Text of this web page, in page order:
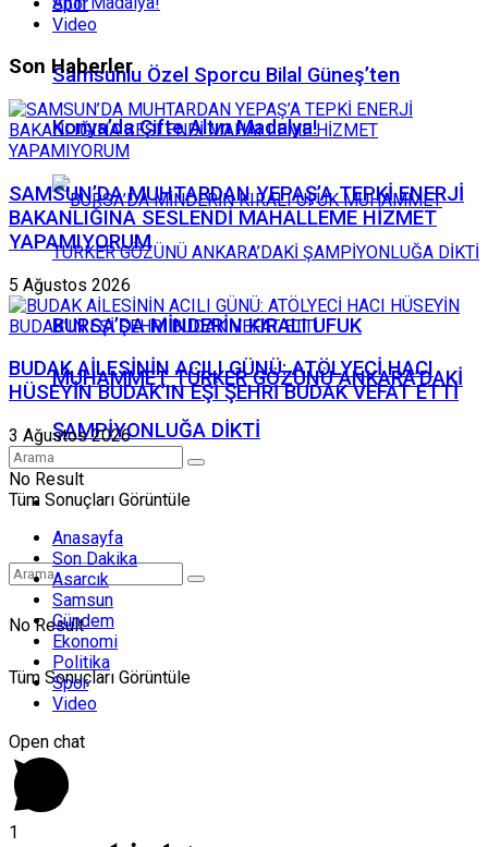
Samsunlu Özel Sporcu Bilal Güneş’ten
Konya’da Çifte Altın Madalya!
BURSA’DA MİNDERİN KIRALI UFUK
MUHAMMET TÜRKER GÖZÜNÜ ANKARA’DAKİ
ŞAMPİYONLUĞA DİKTİ
Video
No Result
Tüm Sonuçları Görüntüle
Video
Son Haberler
SAMSUN’DA MUHTARDAN YEPAŞ’A TEPKİ ENERJİ
BAKANLIĞINA SESLENDİ MAHALLEME HİZMET
YAPAMIYORUM
5 Ağustos 2026
BUDAK AİLESİNİN ACILI GÜNÜ: ATÖLYECİ HACI
HÜSEYİN BUDAK’IN EŞİ ŞEHRİ BUDAK VEFAT ETTİ
3 Ağustos 2026
No Result
Tüm Sonuçları Görüntüle
Anasayfa
Son Dakika
Asarcık
Samsun
Gündem
Ekonomi
Politika
Spor
Video
Open chat
1